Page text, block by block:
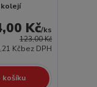
kolejí
123,00 Kč
Kč/ks
Kčbez DPH
košíku